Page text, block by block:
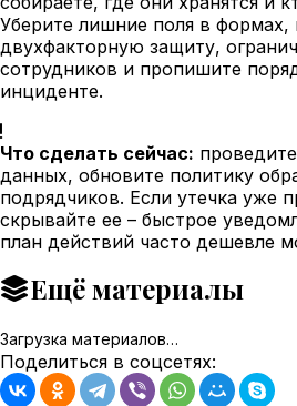
Уберите лишние поля в формах,
двухфакторную защиту,
сотрудников и пропишите
инциденте.
Что сделать сейчас:
данных, обновите политику
подрядчиков. Если утечка уже
скрывайте ее – быстрое
план действий часто дешевле
Ещё материалы
Загрузка материалов…
Поделиться в соцсетях: